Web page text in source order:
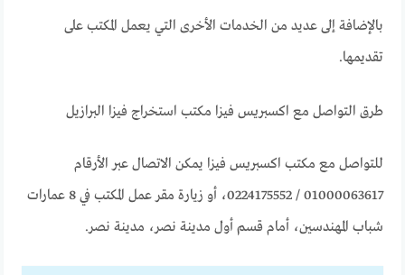
بالإضافة إلى عديد من الخدمات الأخرى التي يعمل المكتب على
تقديمها.
طرق التواصل مع اكسبريس فيزا مكتب استخراج فيزا البرازيل
للتواصل مع مكتب اكسبريس فيزا يمكن الاتصال عبر الأرقام
01000063617 / 0224175552، أو زيارة مقر عمل المكتب في 8 عمارات
شباب المهندسين، أمام قسم أول مدينة نصر، مدينة نصر.